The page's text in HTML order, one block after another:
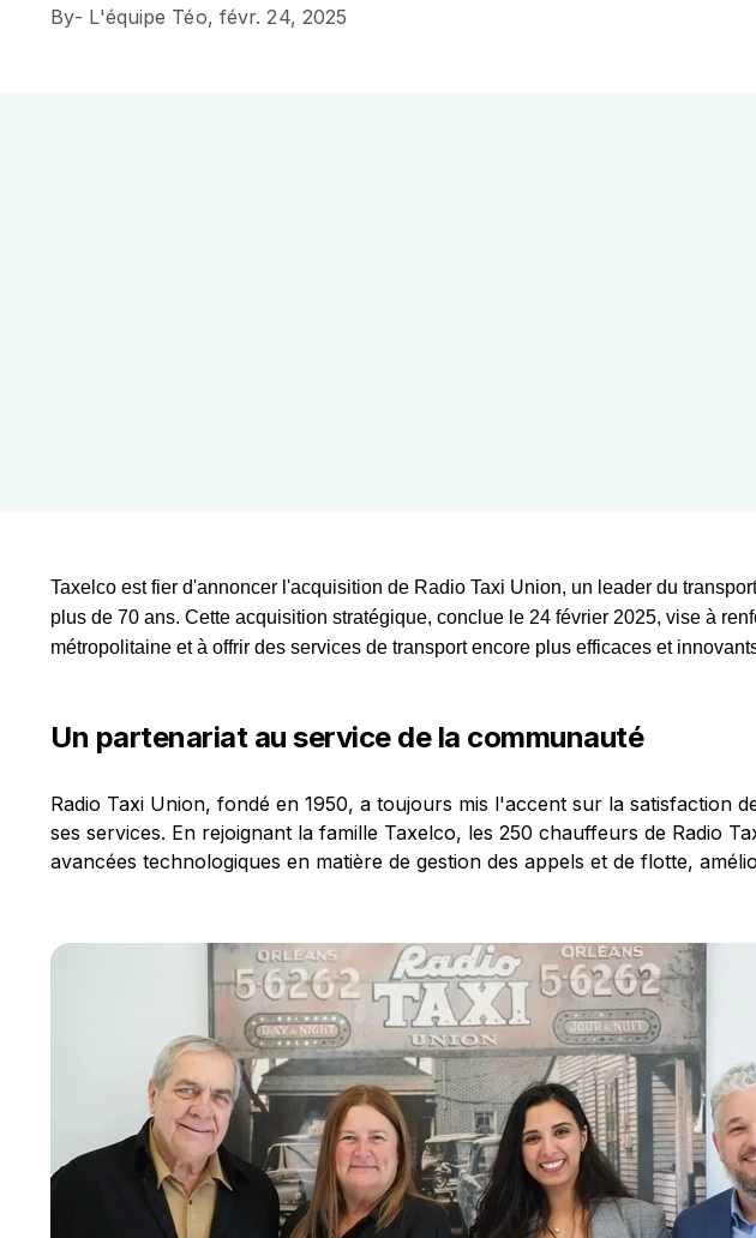
By- L'équipe Téo, févr. 24, 2025
Taxelco est fier d'annoncer l'acquisition de Radio Taxi Union, un leader du
plus de 70 ans. Cette acquisition stratégique, conclue le 24 février 2025, vise à
métropolitaine et à offrir des services de transport encore plus efficaces et
Un partenariat au service de la communauté
Radio Taxi Union, fondé en 1950, a toujours mis l'accent sur la satisfaction
ses services. En rejoignant la famille Taxelco, les 250 chauffeurs de Radio
avancées technologiques en matière de gestion des appels et de flotte,